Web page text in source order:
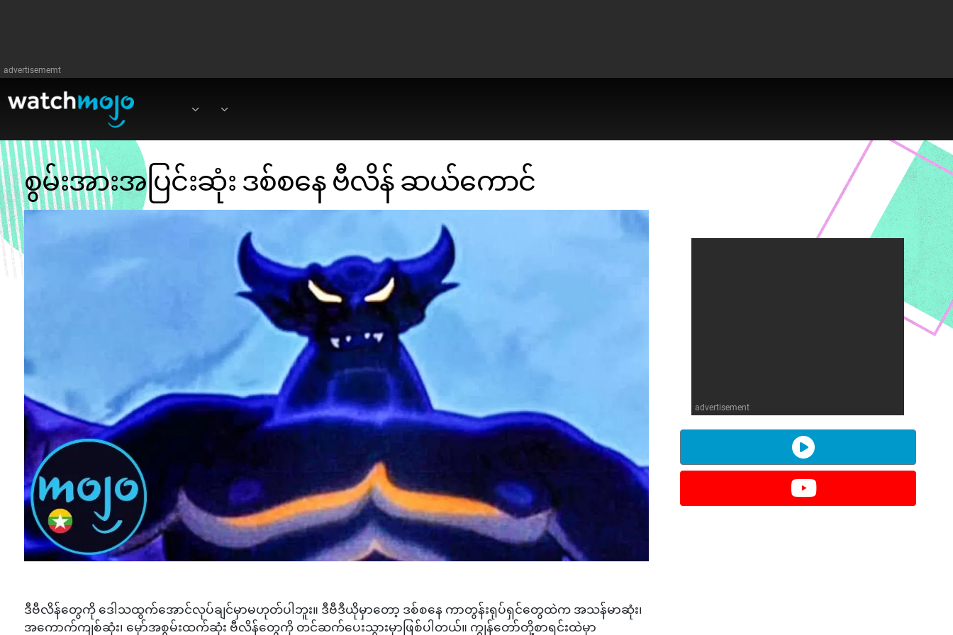
advertisememt
∨ ∨
စွမ်းအားအပြင်းဆုံး ဒစ်စနေ ဗီလိန် ဆယ်ကောင်
ဒီဗီလိန်တွေကို ဒေါသထွက်အောင်လုပ်ချင်မှာမဟုတ်ပါဘူး။ ဒီဗီဒီယိုမှာတော့ ဒစ်စနေ ကာတွန်းရုပ်ရှင်တွေထဲက အသန်မာဆုံး၊
အကောက်ကျစ်ဆုံး၊ မှော်အစွမ်းထက်ဆုံး ဗီလိန်တွေကို တင်ဆက်ပေးသွားမှာဖြစ်ပါတယ်။ ကျွန်တော်တို့စာရင်းထဲမှာ
advertisement